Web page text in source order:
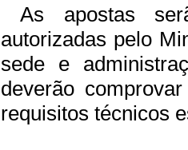
As apostas
autorizadas pelo
sede e
deverão
requisitos técnicos